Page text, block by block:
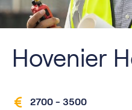
Hovenier
2700 - 3500